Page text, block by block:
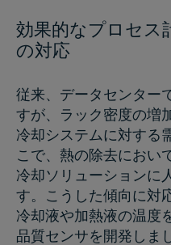
効果的なプロセス
の対応
従来、データセンター
すが、ラック密度の増
冷却システムに対する
こで、熱の除去におい
冷却ソリューションに
す。こうした傾向に対
冷却液や加熱液の温度
品質センサを開発しま